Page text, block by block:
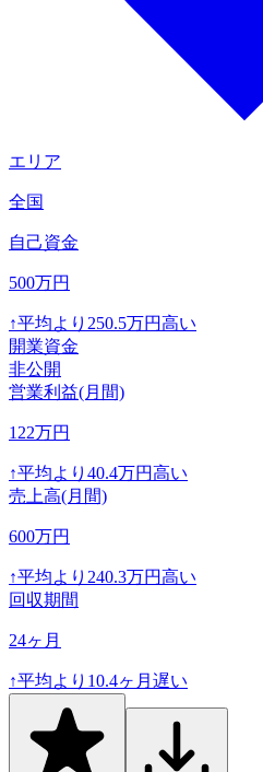
エリア
全国
自己資金
500万円
↑平均より 250.5万円高い
開業資金
非公開
営業利益(月間)
122万円
↑平均より 40.4万円高い
売上高(月間)
600万円
↑平均より 240.3万円高い
回収期間
24ヶ月
↑平均より 10.4ヶ月遅い